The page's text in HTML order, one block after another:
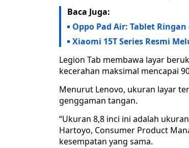
Baca Juga:
Oppo Pad Air: Tablet
Xiaomi 15T Series Resmi
Legion Tab membawa layar
kecerahan maksimal mencapai
Menurut Lenovo, ukuran layar
genggaman tangan.
“Ukuran 8,8 inci ini adalah
Hartoyo, Consumer Product
kesempatan yang sama.